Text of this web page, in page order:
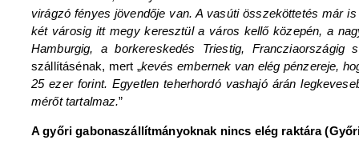
virágzó fényes jövendője van. A vasúti összeköttetés már
két városig itt megy keresztül a város kellő közepén, a
Hamburgig, a borkereskedés Triestig, Francziaországig
szállításénak, mert „kevés embernek van elég pénzereje,
25 ezer forint. Egyetlen teherhordó vashajó árán
mérőt tartalmaz.”
A győri gabonaszállítmányoknak nincs elég raktára